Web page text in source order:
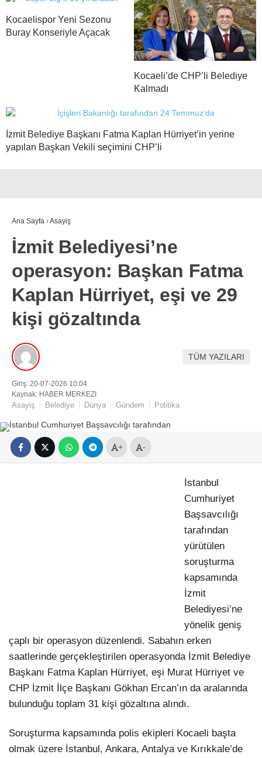
Kocaelispor Yeni Sezonu
Buray Konseriyle Açacak
Kocaeli’de CHP’li Belediye
Kalmadı
İzmit Belediye Başkanı Fatma Kaplan Hürriyet’in yerine
yapılan Başkan Vekili seçimini CHP’li
Ana Sayfa ›Asayiş
İzmit Belediyesi’ne
operasyon: Başkan Fatma
Kaplan Hürriyet, eşi ve 29
kişi gözaltında
TÜM YAZILARI
Giriş: 20-07-2026 10:04
Kaynak: HABER MERKEZI
Asayiş Belediye Dünya Gündem Politika
+ -
İstanbul
Cumhuriyet
Başsavcılığı
tarafından
yürütülen
soruşturma
kapsamında
İzmit
Belediyesi’ne
yönelik geniş
çaplı bir operasyon düzenlendi. Sabahın erken
saatlerinde gerçekleştirilen operasyonda İzmit Belediye
Başkanı Fatma Kaplan Hürriyet, eşi Murat Hürriyet ve
CHP İzmit İlçe Başkanı Gökhan Ercan’ın da aralarında
bulunduğu toplam 31 kişi gözaltına alındı.
Soruşturma kapsamında polis ekipleri Kocaeli başta
olmak üzere İstanbul, Ankara, Antalya ve Kırıkkale’de